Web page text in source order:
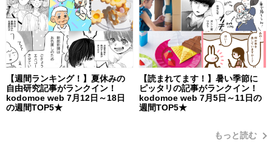
【週間ランキング！】夏休みの
自由研究記事がランクイン！
kodomoe web 7月12日～18日
の週間TOP5★
【読まれてます！】暑い季節に
ピッタリの記事がランクイン！
kodomoe web 7月5日～11日の
週間TOP5★
もっと読む